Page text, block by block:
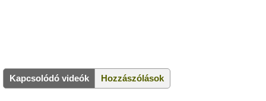
Kapcsolódó videók Hozzászólások